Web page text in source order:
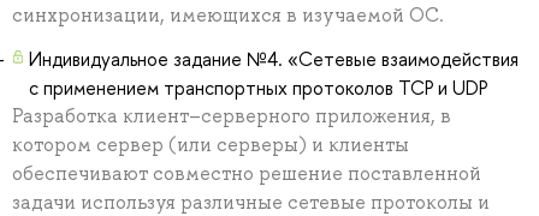
синхронизации, имеющихся в изучаемой ОС.
Индивидуальное задание №4. «Сетевые взаимодействия
с применением транспортных протоколов TCP и UDP
Разработка клиент–серверного приложения, в
котором сервер (или серверы) и клиенты
обеспечивают совместно решение поставленной
задачи используя различные сетевые протоколы и